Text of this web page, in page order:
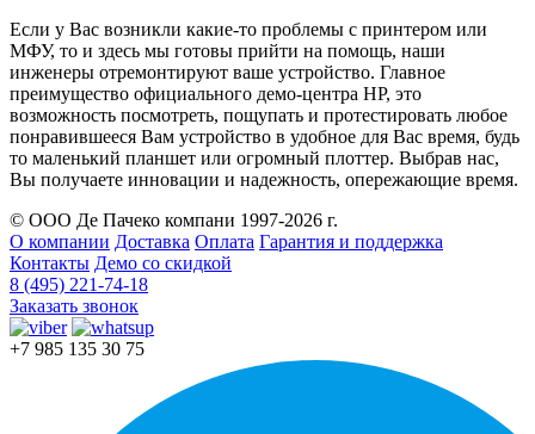
Если у Вас возникли какие-то проблемы с принтером или
МФУ, то и здесь мы готовы прийти на помощь, наши
инженеры отремонтируют ваше устройство. Главное
преимущество официального демо-центра HP, это
возможность посмотреть, пощупать и протестировать любое
понравившееся Вам устройство в удобное для Вас время, будь
то маленький планшет или огромный плоттер. Выбрав нас,
Вы получаете инновации и надежность, опережающие время.
© ООО Де Пачеко компани 1997-2026 г.
О компании Доставка Оплата Гарантия и поддержка
Контакты Демо со скидкой
8 (495) 221-74-18
Заказать звонок
+7 985 135 30 75